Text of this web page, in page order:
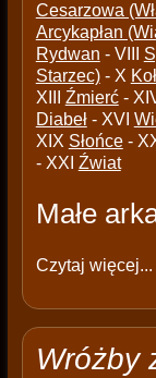
Cesarzowa
Arcykapłan
Rydwan - VIII
Starzec)- X
XIII Źmierć-
Diabeł- XVI
XIX Słońce-
- XXI Źwiat
Małe
Czytaj więcej...
Wróżby